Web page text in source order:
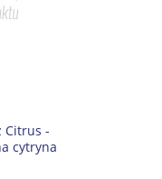
Citrus -
cytryna